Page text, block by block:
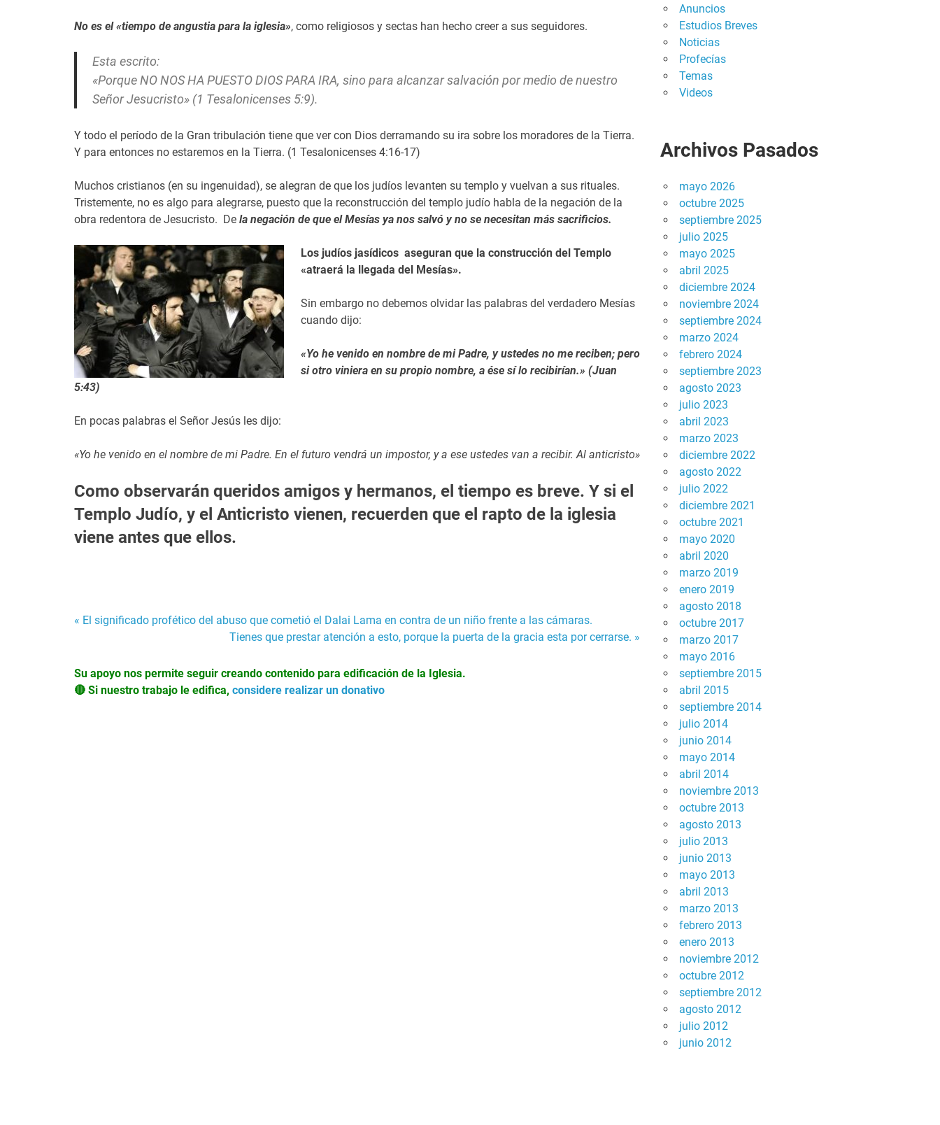
No es el «tiempo de angustia para la iglesia», como religiosos y sectas han hecho creer a sus seguidores.
Esta escrito:
«Porque NO NOS HA PUESTO DIOS PARA IRA, sino para alcanzar salvación por medio de nuestro
Señor Jesucristo» (1 Tesalonicenses 5:9).
Y todo el período de la Gran tribulación tiene que ver con Dios derramando su ira sobre los moradores de la Tierra.
Y para entonces no estaremos en la Tierra. (1 Tesalonicenses 4:16-17)
Muchos cristianos (en su ingenuidad), se alegran de que los judíos levanten su templo y vuelvan a sus rituales.
Tristemente, no es algo para alegrarse, puesto que la reconstrucción del templo judío habla de la negación de la
obra redentora de Jesucristo. De la negación de que el Mesías ya nos salvó y no se necesitan más sacrificios.
Los judíos jasídicos aseguran que la construcción del Templo
«atraerá la llegada del Mesías».
Sin embargo no debemos olvidar las palabras del verdadero Mesías
cuando dijo:
«Yo he venido en nombre de mi Padre, y ustedes no me reciben; pero
si otro viniera en su propio nombre, a ése sí lo recibirían.» (Juan
5:43)
En pocas palabras el Señor Jesús les dijo:
«Yo he venido en el nombre de mi Padre. En el futuro vendrá un impostor, y a ese ustedes van a recibir. Al anticristo»
Como observarán queridos amigos y hermanos, el tiempo es breve. Y si el
Templo Judío, y el Anticristo vienen, recuerden que el rapto de la iglesia
viene antes que ellos.
Navegación
entradas
« El significado profético del abuso que cometió el Dalai Lama en contra de un niño frente a las cámaras.
Tienes que prestar atención a esto, porque la puerta de la gracia esta por cerrarse. »
Su apoyo nos permite seguir creando contenido para edificación de la Iglesia.
🔴 Si nuestro trabajo le edifica, considere realizar un donativo
Anuncios
Estudios Breves
Noticias
Profecías
Temas
Videos
Archivos Pasados
mayo 2026
octubre 2025
septiembre 2025
julio 2025
mayo 2025
abril 2025
diciembre 2024
noviembre 2024
septiembre 2024
marzo 2024
febrero 2024
septiembre 2023
agosto 2023
julio 2023
abril 2023
marzo 2023
diciembre 2022
agosto 2022
julio 2022
diciembre 2021
octubre 2021
mayo 2020
abril 2020
marzo 2019
enero 2019
agosto 2018
octubre 2017
marzo 2017
mayo 2016
septiembre 2015
abril 2015
septiembre 2014
julio 2014
junio 2014
mayo 2014
abril 2014
noviembre 2013
octubre 2013
agosto 2013
julio 2013
junio 2013
mayo 2013
abril 2013
marzo 2013
febrero 2013
enero 2013
noviembre 2012
octubre 2012
septiembre 2012
agosto 2012
julio 2012
junio 2012